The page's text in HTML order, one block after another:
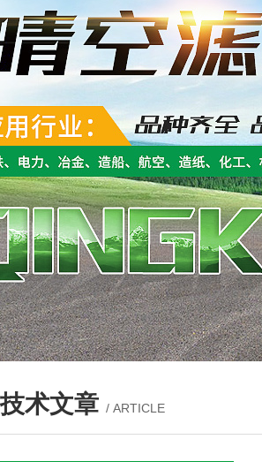
技术文章 / ARTICLE